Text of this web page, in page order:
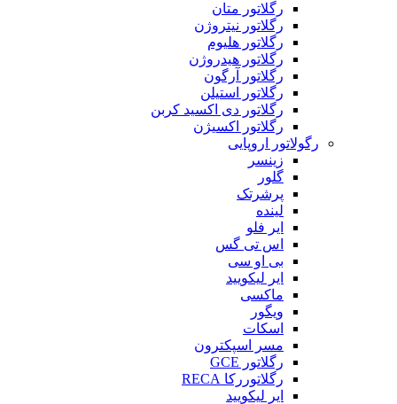
رگلاتور متان
رگلاتور نیتروژن
رگلاتور هلیوم
رگلاتور هیدروژن
رگلاتور آرگون
رگلاتور استیلن
رگلاتور دی اکسید کربن
رگلاتور اکسیژن
رگولاتور اروپایی
زینسر
گلور
پرشرتک
لینده
ایر فلو
اس تی گس
بی او سی
ایر لیکویید
ماکسی
ویگور
اسکات
مسر اسپکترون
رگلاتور GCE
رگلاتوررکا RECA
ایر لیکویید